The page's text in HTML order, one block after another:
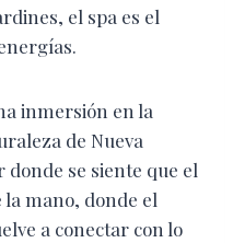
el spa es el
inmersión en la
de Nueva
donde se siente que el
mano, donde el
a conectar con lo